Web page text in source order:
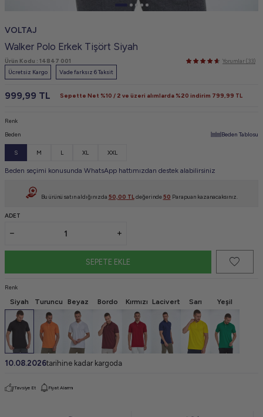
VOLTAJ
Walker Polo Erkek Tişört Siyah
Ürün Kodu : 14847 001
Yorumlar (33)
Ücretsiz Kargo
Vade farksız 6 Taksit
999,99 TL Sepette Net %10 / 2 ve üzeri alımlarda %20 indirim 799,99 TL
Renk
Beden Beden Tablosu
S M L XL XXL
Beden seçimi konusunda WhatsApp hattımızdan destek alabilirsiniz
Bu ürünü satın aldığınızda 50,00 TL değerinde50 Parapuan kazanacaksınız.
ADET
SEPETE EKLE
Renk
Siyah Turuncu Beyaz Bordo Kırmızı Lacivert Sarı Yeşil
10.08.2026tarihine kadar kargoda
Tavsiye Et Fiyat Alarmı